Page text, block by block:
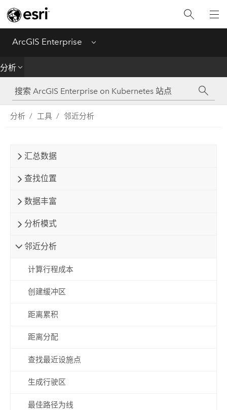
ArcGIS Enterprise Menu
分析
简介
部署
创建
分析
分析 工具 邻近分析
汇总数据
查找位置
数据丰富
分析模式
邻近分析
计算行程成本
创建缓冲区
距离累积
距离分配
查找最近设施点
生成行驶区
最佳路径为线